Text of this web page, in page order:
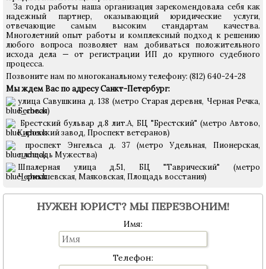
За годы работы наша организация зарекомендовала себя как
надежный партнер, оказывающий юридические услуги,
отвечающие самым высоким стандартам качества.
Многолетний опыт работы и комплексный подход к решению
любого вопроса позволяет нам добиваться положительного
исхода дела — от регистрации ИП до крупного судебного
процесса.
Позвоните нам по многоканальному телефону: (812) 640-24-28
Мы ждем Вас по адресу Санкт-Петербург:
улица Савушкина д. 138 (метро Старая деревня, Черная Речка,
Беговая)
Брестский бульвар д.8 лит.А, БЦ "Брестский" (метро Автово,
Кировский завод, Проспект ветеранов)
проспект Энгельса д. 37 (метро Удельная, Пионерская,
площадь Мужества)
Шпалерная улица д.51, БЦ "Таврический" (метро
Чернышевская, Маяковская, Площадь восстания)
НУЖЕН ЮРИСТ? МЫ ПЕРЕЗВОНИМ!
Имя:
Телефон: